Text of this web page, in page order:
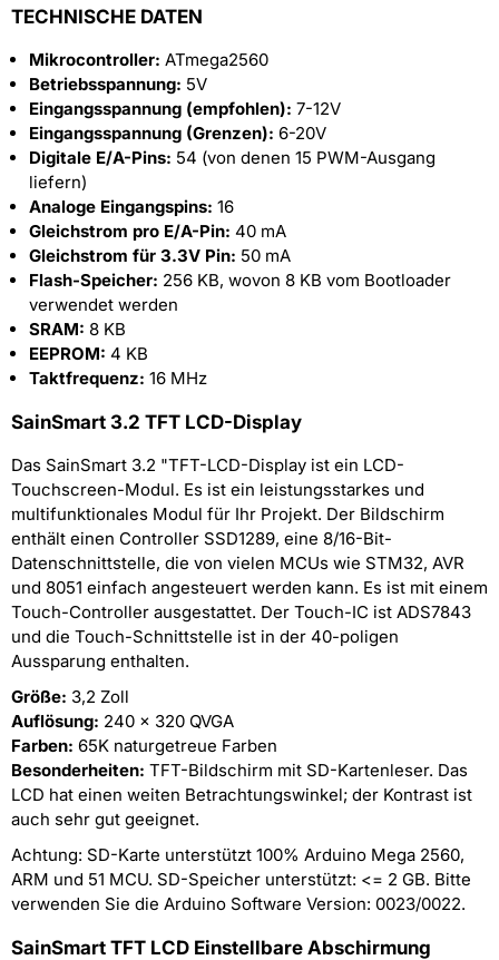
TECHNISCHE DATEN
Mikrocontroller: ATmega2560
Betriebsspannung: 5V
Eingangsspannung (empfohlen): 7-12V
Eingangsspannung (Grenzen): 6-20V
Digitale E/A-Pins: 54 (von denen 15 PWM-Ausgang
liefern)
Analoge Eingangspins: 16
Gleichstrom pro E/A-Pin: 40 mA
Gleichstrom für 3.3V Pin: 50 mA
Flash-Speicher: 256 KB, wovon 8 KB vom Bootloader
verwendet werden
SRAM: 8 KB
EEPROM: 4 KB
Taktfrequenz: 16 MHz
SainSmart 3.2 TFT LCD-Display
Das SainSmart 3.2 "TFT-LCD-Display ist ein LCD-
Touchscreen-Modul. Es ist ein leistungsstarkes und
multifunktionales Modul für Ihr Projekt. Der Bildschirm
enthält einen Controller SSD1289, eine 8/16-Bit-
Datenschnittstelle, die von vielen MCUs wie STM32, AVR
und 8051 einfach angesteuert werden kann. Es ist mit einem
Touch-Controller ausgestattet. Der Touch-IC ist ADS7843
und die Touch-Schnittstelle ist in der 40-poligen
Aussparung enthalten.
Größe: 3,2 Zoll
Auflösung: 240 x 320 QVGA
Farben: 65K naturgetreue Farben
Besonderheiten: TFT-Bildschirm mit SD-Kartenleser. Das
LCD hat einen weiten Betrachtungswinkel; der Kontrast ist
auch sehr gut geeignet.
Achtung: SD-Karte unterstützt 100% Arduino Mega 2560,
ARM und 51 MCU. SD-Speicher unterstützt: <= 2 GB. Bitte
verwenden Sie die Arduino Software Version: 0023/0022.
SainSmart TFT LCD Einstellbare Abschirmung